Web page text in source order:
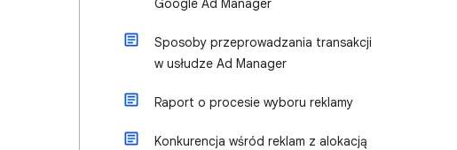
Google Ad Manager
Sposoby przeprowadzania transakcji
w usłudze Ad Manager
Raport o procesie wyboru reklamy
Konkurencja wśród reklam z alokacją